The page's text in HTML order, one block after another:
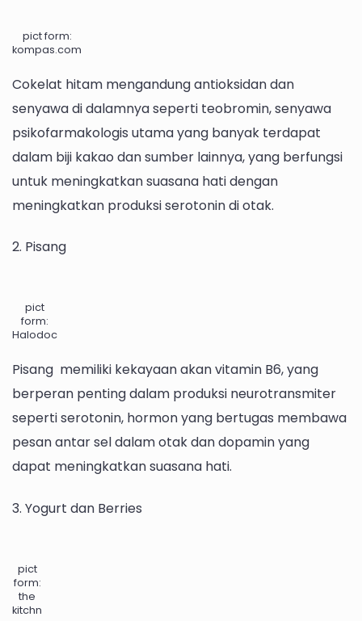
pict form:
kompas.com
Cokelat hitam mengandung antioksidan dan
senyawa di dalamnya seperti teobromin, senyawa
psikofarmakologis utama yang banyak terdapat
dalam biji kakao dan sumber lainnya, yang berfungsi
untuk meningkatkan suasana hati dengan
meningkatkan produksi serotonin di otak.
2. Pisang
pict
form:
Halodoc
Pisang memiliki kekayaan akan vitamin B6, yang
berperan penting dalam produksi neurotransmiter
seperti serotonin, hormon yang bertugas membawa
pesan antar sel dalam otak dan dopamin yang
dapat meningkatkan suasana hati.
3. Yogurt dan Berries
pict
form:
the
kitchn